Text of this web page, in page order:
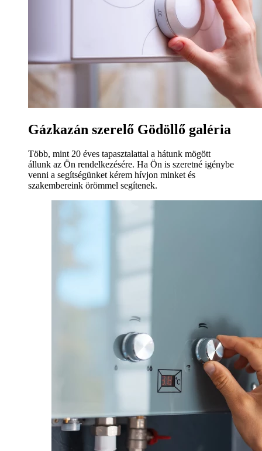
Gázkazán szerelő Gödöllő galéria
Több, mint 20 éves tapasztalattal a hátunk mögött
állunk az Ön rendelkezésére. Ha Ön is szeretné igénybe
venni a segítségünket kérem hívjon minket és
szakembereink örömmel segítenek.